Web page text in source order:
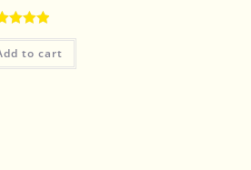
5.00
of 5to cart